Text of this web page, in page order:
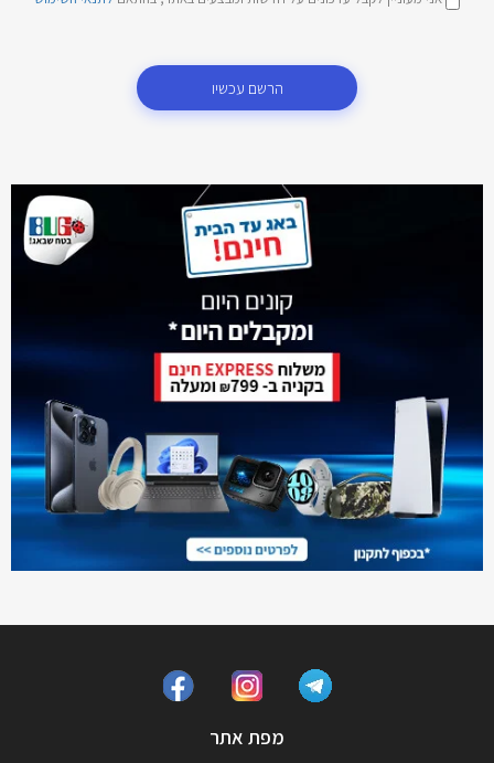
הרשם עכשיו
מפת אתר